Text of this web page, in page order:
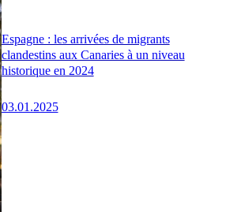
Espagne : les arrivées de migrants
clandestins aux Canaries à un niveau
historique en 2024
03.01.2025